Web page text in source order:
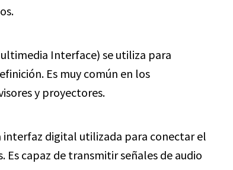
Interface) se utiliza para
Es muy común en los
y proyectores.
interfaz digital utilizada para conectar el
capaz de transmitir señales de audio